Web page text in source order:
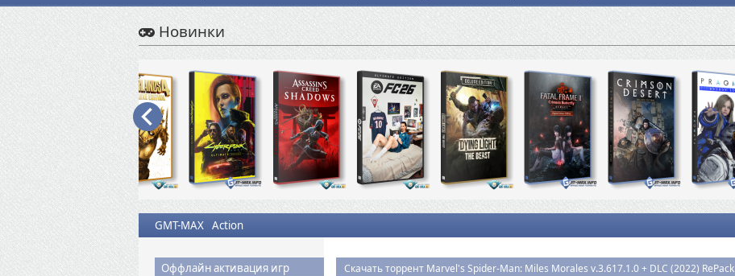
Новинки
GMT-MAX Action
Оффлайн активация игр
Скачать торрент Marvel's Spider-Man: Miles Morales v.3.617.1.0 + DLC (2022) RePack